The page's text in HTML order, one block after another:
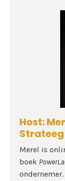
Host:
Strateeg
Merel is
boek